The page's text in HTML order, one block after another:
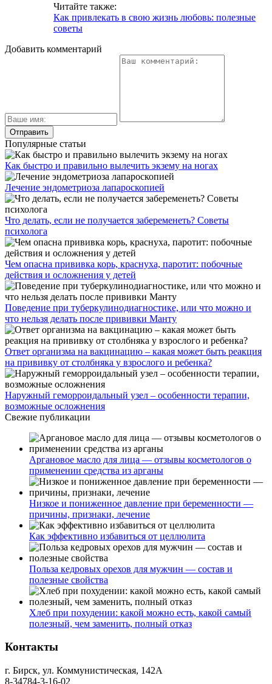
Читайте также:
Как привлекать в свою жизнь любовь: полезные
советы
Добавить комментарий
Популярные статьи
Как быстро и правильно вылечить экзему на ногах
Лечение эндометриоза лапароскопией
Что делать, если не получается забеременеть? Советы
психолога
Чем опасна прививка корь, краснуха, паротит: побочные
действия и осложнения у детей
Поведение при туберкулинодиагностике, или что можно и
что нельзя делать после прививки Манту
Ответ организма на вакцинацию – какая может быть реакция
на прививку от столбняка у взрослого и ребенка?
Наружный геморроидальный узел – особенности терапии,
возможные осложнения
Свежие публикации
Аргановое масло для лица — отзывы косметологов о
применении средства из арганы
Низкое и пониженное давление при беременности —
причины, признаки, лечение
Как эффективно избавиться от целлюлита
Польза кедровых орехов для мужчин — состав и
полезные свойства
Хлеб при похудении: какой можно есть, какой самый
полезный, чем заменить, полный отказ
Контакты
г. Бирск, ул. Коммунистическая, 142А
8-34784-3-16-02